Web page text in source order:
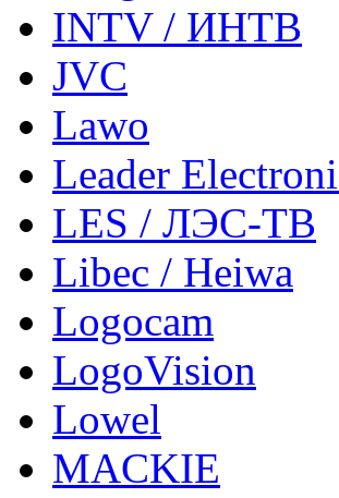
INTV / ИНТВ
JVC
Lawo
Leader
LES / ЛЭС-ТВ
Libec / Heiwa
Logocam
LogoVision
Lowel
MACKIE